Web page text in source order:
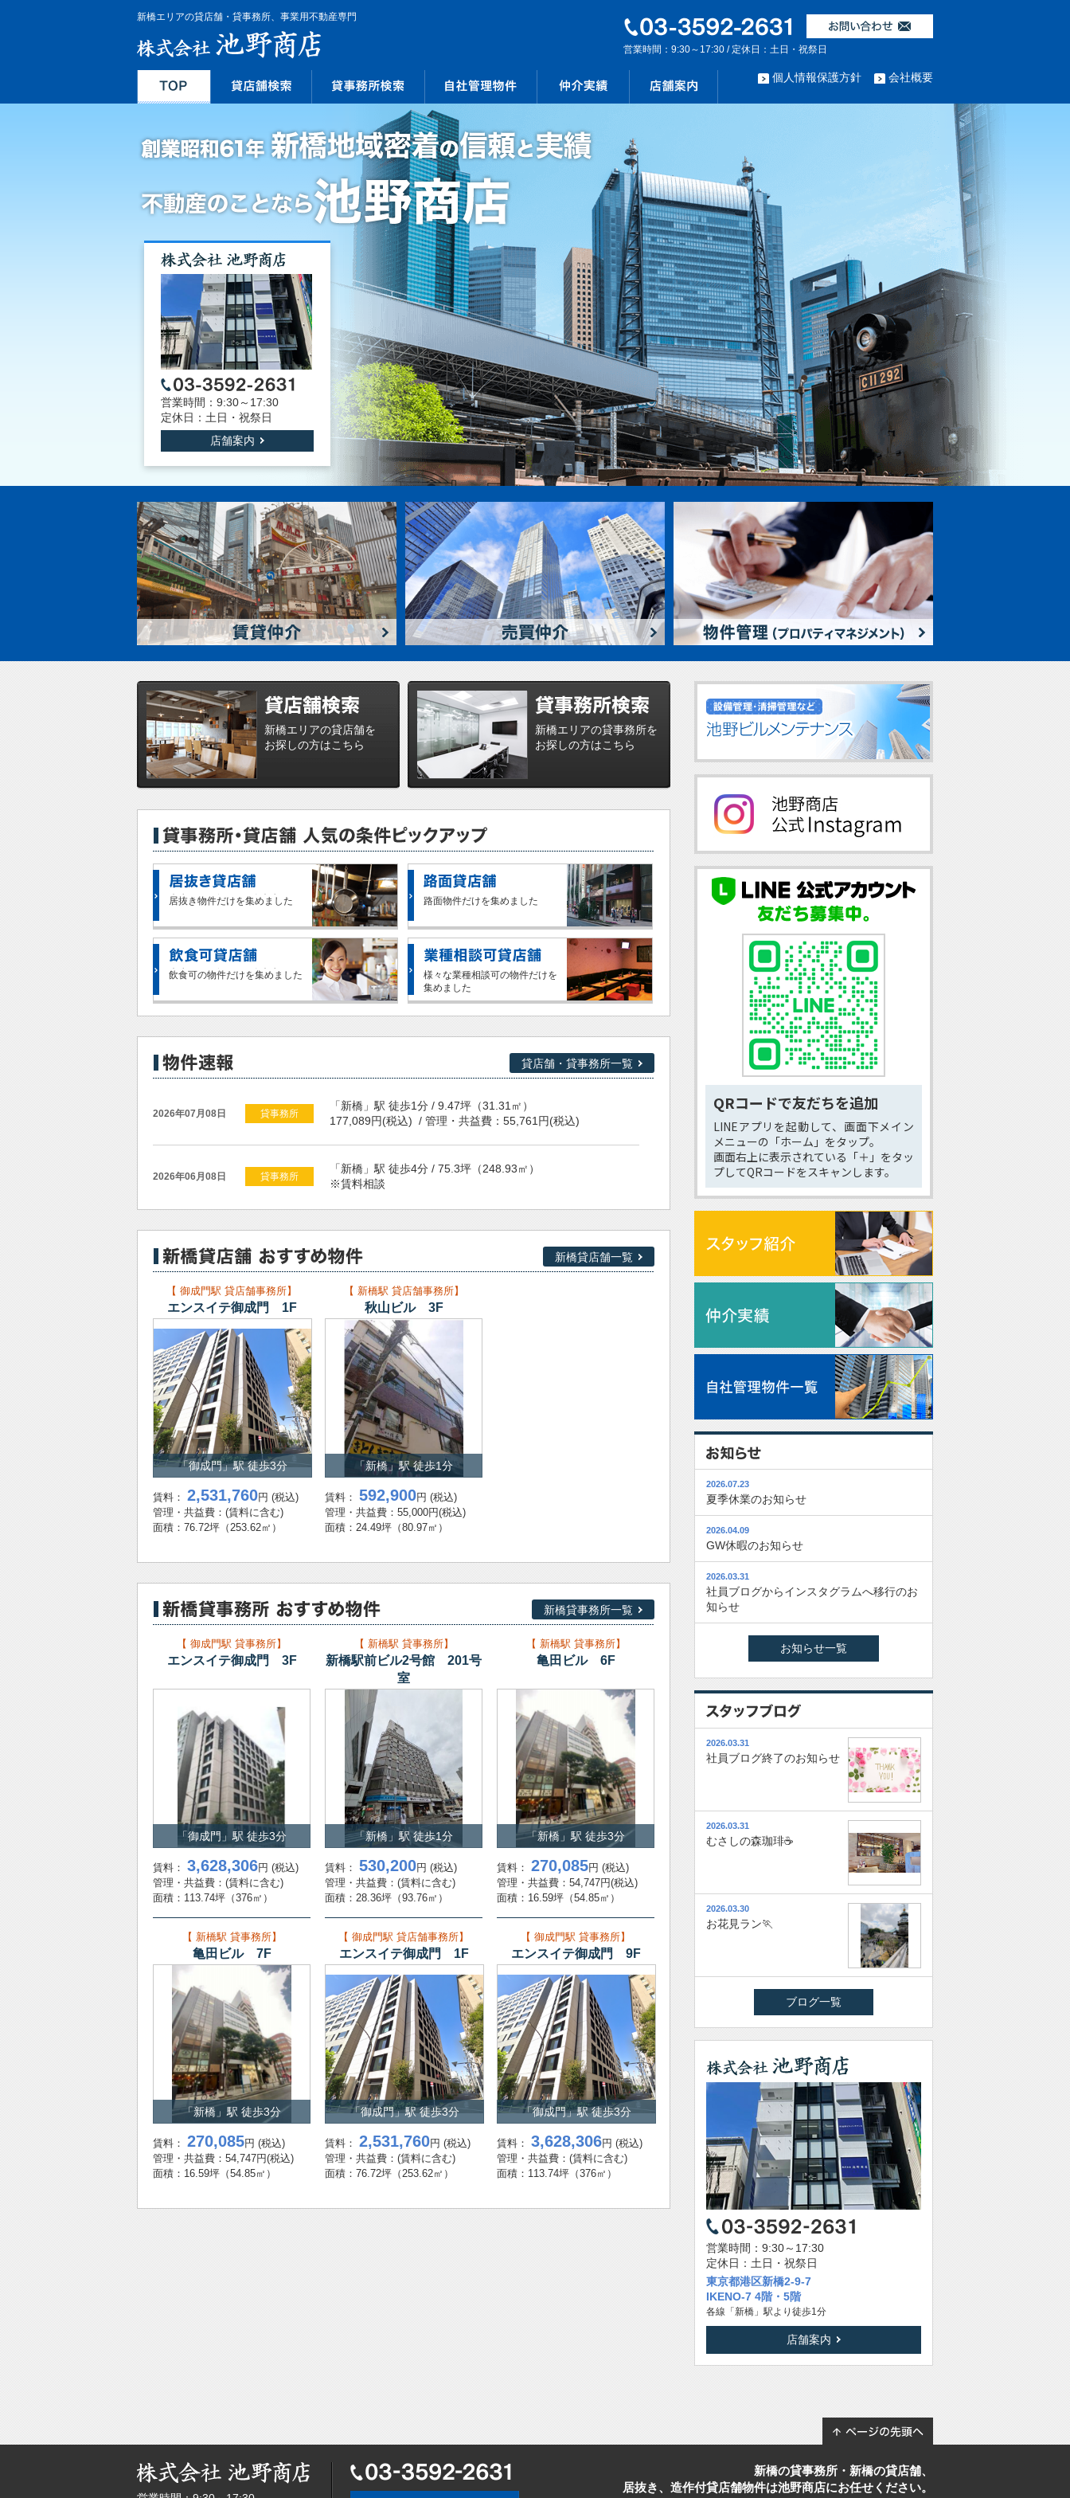
新橋エリアの貸店舗・貸事務所、事業用不動産専門
営業時間：9:30～17:30 / 定休日：土日・祝祭日
個人情報保護方針 会社概要
営業時間：9:30～17:30
定休日：土日・祝祭日
店舗案内
新橋エリアの貸店舗を
お探しの方はこちら
新橋エリアの貸事務所を
お探しの方はこちら
居抜き物件だけを集めました 路面物件だけを集めました
飲食可の物件だけを集めました
様々な業種相談可の物件だけを
集めました
貸店舗・貸事務所一覧
2026年07月08日 貸事務所
「新橋」駅 徒歩1分 / 9.47坪 （31.31㎡）
177,089円(税込) / 管理・共益費：55,761円(税込)
2026年06月08日 貸事務所
「新橋」駅 徒歩4分 / 75.3坪 （248.93㎡）
※賃料相談
「御成門」駅 徒歩3分 /113.74坪（376㎡）
3,628,306円(税込) / 管理・共益費：賃料に含む
2026年04月15日 貸事務所
「新橋」駅 徒歩1分 /28.36坪
530,200円(税込) / 管理・共益費：賃料に含む
2026年03月26日 貸事務所
「新橋」駅 徒歩3分 /
270,085円(税込) / 管理・共益費：54,747円(税込)
2026年03月26日 貸事務所
「新橋」駅 徒歩3分 / 16.59坪
270,085円(税込) / 管理・共益費：54,747円(税込)
2025年12月11日
100,000円 / 管理・共益費：8,000円(非課税)
350,000円(税込) / 管理・共益費：37,790円(税込)
2025年11月14日 貸事務所
「新橋」駅 徒歩2分 /
1,003,900円(税込) / 管理・共益費：115,830円(税込)
「新橋」駅 徒歩12分 /
9,674,611円(税込) / 管理・共益費：賃料に含む
2025年10月10日 貸事務所
「新橋」駅 徒歩5分 /
（214.88㎡）
※賃料相談
2025年10月10日 貸事務所
「新橋」駅 徒歩5分 /26坪（85.96㎡）
※賃料相談 / 管理・共益費：賃料に含む
2025年08月28日 貸事務所
「新橋」駅 徒歩12分 /293.17坪
（969.14㎡）
9,674,610円(税込) / 管理・共益費：賃料に含む
2025年08月27日 貸店舗
1,005,400円(税込) / 管理・共益費：72,600円(税込)
2025年08月27日 貸店舗
「銀座」駅 徒歩1分 / 21.86坪（72.27㎡）
972,400円(税込) / 管理・共益費：72,600円(税込)
2025年06月20日 貸店舗事務所
「銀座」駅 徒歩3分 /63.98坪（211.51㎡）
※賃料相談 / 管理・共益費：賃料に含む
2025年06月20日 貸店舗事務所
「銀座」駅 徒歩3分 /63.98坪（211.51㎡）
※賃料相談 / 管理・共益費：賃料に含む
「新橋」駅 徒歩12分 / 292.18坪
（965.87㎡）
2025年03月25日 貸事務所
「新橋」駅 徒歩12分 /292.48坪（966.86㎡）
8,189,440円(税込) / 管理・共益費：賃料に含む
2025年03月25日 貸事務所
「新橋」駅 徒歩12分 /292.48坪（966.86㎡）
8,189,440円(税込) / 管理・共益費：賃料に含む
2025年03月25日 貸事務所
「新橋」駅 徒歩12分 /292.48坪（966.86㎡）
8,189,440円(税込) / 管理・共益費：賃料に含む
2025年03月25日 貸事務所
「新橋」駅 徒歩12分 /292.48坪（966.86㎡）
8,189,440円(税込) / 管理・共益費：賃料に含む
「新橋」駅 徒歩12分 /292.48坪（966.86㎡）
新橋貸店舗一覧
【 御成門駅 貸店舗事務所】
エンスイテ御成門 1F
「御成門」駅 徒歩3分
賃料： 2,531,760円 (税込)
管理・共益費： (賃料に含む)
面積： 76.72坪 （253.62㎡）
【 新橋駅 貸店舗事務所】
秋山ビル 3F
「新橋」駅 徒歩1分
賃料： 592,900円 (税込)
管理・共益費：55,000円(税込)
面積： 24.49坪 （80.97㎡）
新橋貸事務所一覧
【 御成門駅 貸事務所】
エンスイテ御成門 3F
「御成門」駅 徒歩3分
賃料： 3,628,306円 (税込)
管理・共益費： (賃料に含む)
面積： 113.74坪 （376㎡）
【 新橋駅 貸事務所】
新橋駅前ビル2号館 201号
室
「新橋」駅 徒歩1分
賃料： 530,200円 (税込)
管理・共益費： (賃料に含む)
面積： 28.36坪 （93.76㎡）
【 新橋駅 貸事務所】
亀田ビル 6F
「新橋」駅 徒歩3分
賃料： 270,085円 (税込)
管理・共益費：54,747円(税込)
面積： 16.59坪 （54.85㎡）
【 新橋駅 貸事務所】
亀田ビル 7F
「新橋」駅 徒歩3分
賃料： 270,085円 (税込)
管理・共益費：54,747円(税込)
面積： 16.59坪 （54.85㎡）
【 御成門駅 貸店舗事務所】
エンスイテ御成門 1F
「御成門」駅 徒歩3分
賃料： 2,531,760円 (税込)
管理・共益費： (賃料に含む)
面積： 76.72坪 （253.62㎡）
【 御成門駅 貸事務所】
エンスイテ御成門 9F
「御成門」駅 徒歩3分
賃料： 3,628,306円 (税込)
管理・共益費： (賃料に含む)
面積： 113.74坪 （376㎡）
QRコードで友だちを追加
LINEアプリを起動して、画面下メイン
メニューの「ホーム」をタップ。
画面右上に表示されている「＋」をタッ
プしてQRコードをスキャンします。
2026.07.23
夏季休業のお知らせ
2026.04.09
GW休暇のお知らせ
2026.03.31
社員ブログからインスタグラムへ移行のお
知らせ
お知らせ一覧
2026.03.31
社員ブログ終了のお知らせ
2026.03.31
むさしの森珈琲☕
2026.03.30
お花見ラン🏃
ブログ一覧
営業時間：9:30～17:30
定休日：土日・祝祭日
東京都港区新橋2-9-7
IKENO-7 4階・5階
各線「新橋」駅より徒歩1分
店舗案内
新橋の貸事務所・新橋の貸店舗、
居抜き、造作付貸店舗物件は池野商店にお任せください。